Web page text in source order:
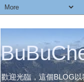
歡迎光臨，這個BLOG